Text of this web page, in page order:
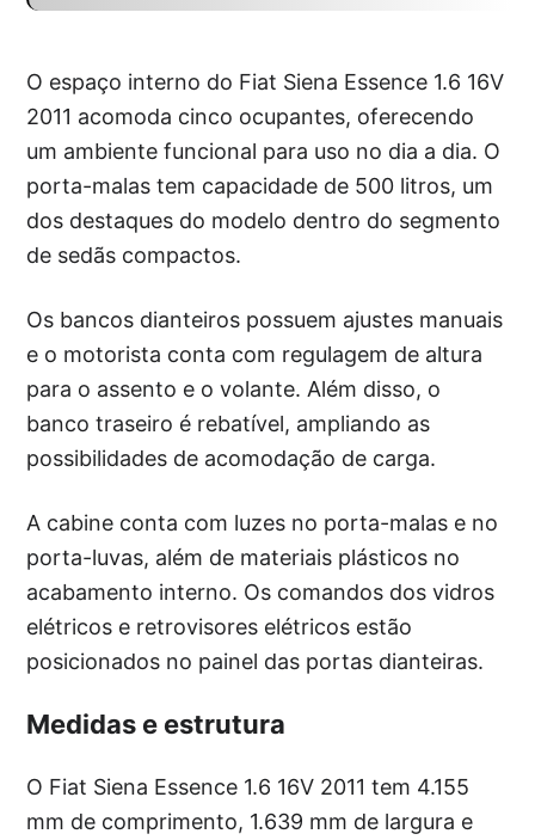
O espaço interno do Fiat Siena Essence 1.6 16V
2011 acomoda cinco ocupantes, oferecendo
um ambiente funcional para uso no dia a dia. O
porta-malas tem capacidade de 500 litros, um
dos destaques do modelo dentro do segmento
de sedãs compactos.
Os bancos dianteiros possuem ajustes manuais
e o motorista conta com regulagem de altura
para o assento e o volante. Além disso, o
banco traseiro é rebatível, ampliando as
possibilidades de acomodação de carga.
A cabine conta com luzes no porta-malas e no
porta-luvas, além de materiais plásticos no
acabamento interno. Os comandos dos vidros
elétricos e retrovisores elétricos estão
posicionados no painel das portas dianteiras.
Medidas e estrutura
O Fiat Siena Essence 1.6 16V 2011 tem 4.155
mm de comprimento, 1.639 mm de largura e